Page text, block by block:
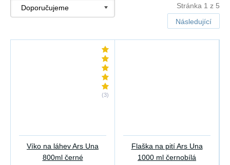
Stránka 1 z 5
Následující
(3)
Víko na láhev Ars Una
800ml černé
Flaška na pití Ars Una
1000 ml černobílá